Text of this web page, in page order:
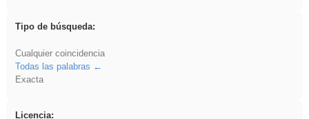
Tipo de búsqueda:
Cualquier coincidencia
Todas las palabras
Exacta
Licencia: